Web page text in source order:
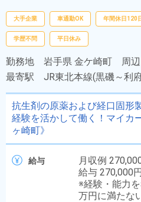
大手企業 車通勤OK 年間休日120
学歴不問 平日休み
勤務地 岩手県 金ケ崎町 周辺
最寄駅 JR東北本線(黒磯～利
抗生剤の原薬および経口固形
経験を活かして働く！マイカ
ヶ崎町》
給与
月収例
給与 270,000
※経験・能力
万円に満たな